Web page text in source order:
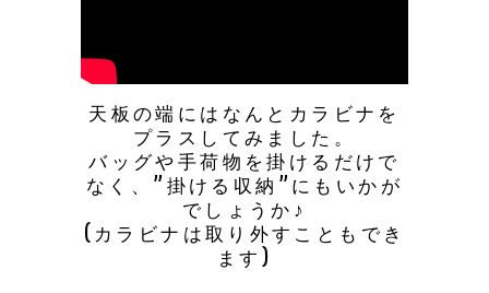
天板の端にはなんとカラビナを
プラスしてみました。
バッグや手荷物を掛けるだけで
なく、”掛ける収納”にもいかが
でしょうか♪
(カラビナは取り外すこともでき
ます)